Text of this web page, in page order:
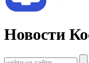
Новости